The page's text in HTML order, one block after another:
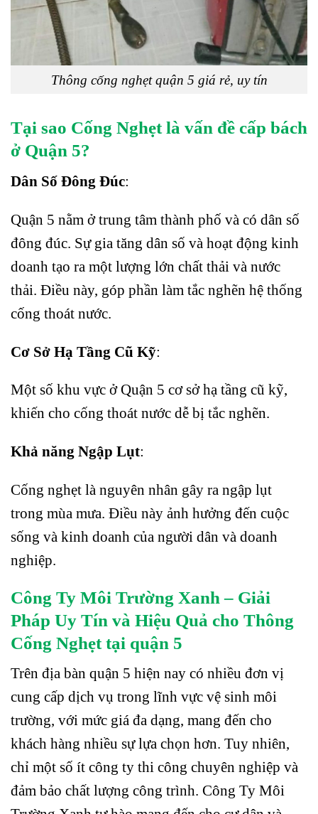
Thông cống nghẹt quận 5 giá rẻ, uy tín
Tại sao Cống Nghẹt là vấn đề cấp bách
ở Quận 5?
Dân Số Đông Đúc:
Quận 5 nằm ở trung tâm thành phố và có dân số
đông đúc. Sự gia tăng dân số và hoạt động kinh
doanh tạo ra một lượng lớn chất thải và nước
thải. Điều này, góp phần làm tắc nghẽn hệ thống
cống thoát nước.
Cơ Sở Hạ Tầng Cũ Kỹ:
Một số khu vực ở Quận 5 cơ sở hạ tầng cũ kỹ,
khiến cho cống thoát nước dễ bị tắc nghẽn.
Khả năng Ngập Lụt:
Cống nghẹt là nguyên nhân gây ra ngập lụt
trong mùa mưa. Điều này ảnh hưởng đến cuộc
sống và kinh doanh của người dân và doanh
nghiệp.
Công Ty Môi Trường Xanh – Giải
Pháp Uy Tín và Hiệu Quả cho Thông
Cống Nghẹt tại quận 5
Trên địa bàn quận 5 hiện nay có nhiều đơn vị
cung cấp dịch vụ trong lĩnh vực vệ sinh môi
trường, với mức giá đa dạng, mang đến cho
khách hàng nhiều sự lựa chọn hơn. Tuy nhiên,
chỉ một số ít công ty thi công chuyên nghiệp và
đảm bảo chất lượng công trình. Công Ty Môi